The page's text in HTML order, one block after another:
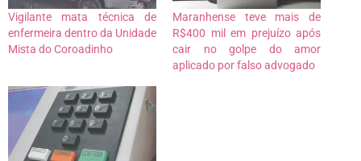
Vigilante mata técnica de
enfermeira dentro da Unidade
Mista do Coroadinho
Maranhense teve mais de
R$400 mil em prejuízo após
cair no golpe do amor
aplicado por falso advogado